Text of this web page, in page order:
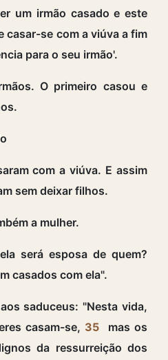
um irmão casado e este
casar-se com a viúva a fim
para o seu irmão'.
O primeiro casou e
com a viúva. E assim
sem deixar filhos.
a mulher.
será esposa de quem?
casados com ela".
saduceus: "Nesta vida,
casam-se, 35
mas os
da ressurreição dos